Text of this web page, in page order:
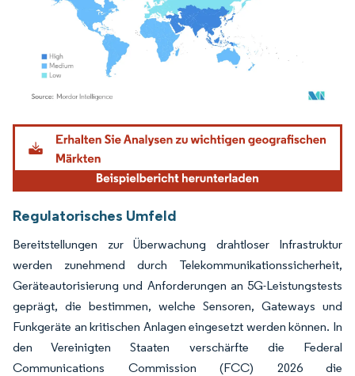
Bild © Mordor Intelligence. Wiederverwendung erfordert Namensnennung gemäß
Regulatorisches Umfeld
Bereitstellungen zur Überwachung drahtloser Infrastruktur
werden zunehmend durch Telekommunikationssicherheit,
Geräteautorisierung und Anforderungen an 5G-Leistungstests
geprägt, die bestimmen, welche Sensoren, Gateways und
Funkgeräte an kritischen Anlagen eingesetzt werden können. In
den Vereinigten Staaten verschärfte die Federal
Communications Commission (FCC) 2026 die